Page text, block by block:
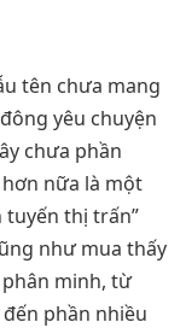
tên chưa mang
yêu chuyện
chưa phần
nữa là một
thị trấn”
như mua thấy
minh, từ
phần nhiều